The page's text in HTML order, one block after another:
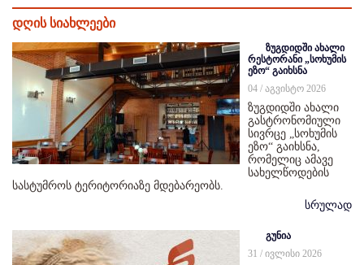
დღის სიახლეები
ზუგდიდში ახალი
რესტორანი „სოხუმის
ეზო“ გაიხსნა
04 / აგვისტო 2026
ზუგდიდში ახალი
გასტრონომიული
სივრცე „სოხუმის
ეზო“ გაიხსნა,
რომელიც ამავე
სახელწოდების
სასტუმროს ტერიტორიაზე მდებარეობს.
სრულად
გუნია
31 / ივლისი 2026